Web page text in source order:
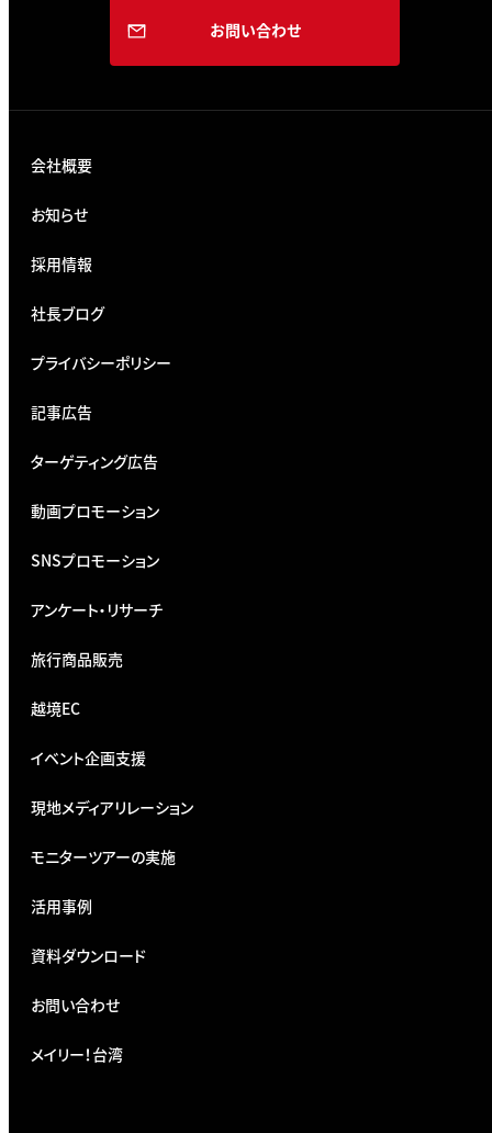
お問い合わせ
会社概要
お知らせ
採用情報
社長ブログ
プライバシーポリシー
記事広告
ターゲティング広告
動画プロモーション
SNSプロモーション
アンケート・リサーチ
旅行商品販売
越境EC
イベント企画支援
現地メディアリレーション
モニターツアーの実施
活用事例
資料ダウンロード
お問い合わせ
メイリー！台湾